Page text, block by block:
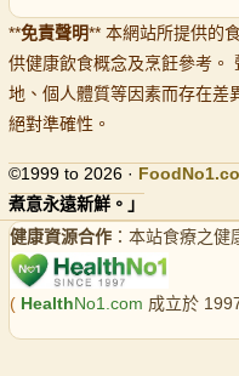
**免責聲明** 本網站所提供的
供健康飲食概念及烹飪參考。
地、個人體質等因素而存在差
絕對準確性。
©1999 to 2026 · FoodNo1
煮意永遠新鮮。」
健康資源合作 ：本站食療之
( HealthNo1.com 成立於